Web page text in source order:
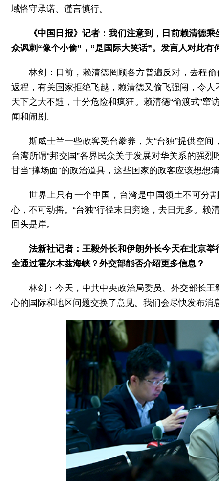
域恪守承诺、谨言慎行。
《中国日报》记者：我们注意到，日前赖清德
众讽刺“像个小偷”，“是国际大笑话”。发言人对此有
林剑：日前，赖清德罔顾各方普遍反对，去程
返程，有关国家拒绝飞越，赖清德又偷飞强闯，令
天下之大不韪，十分危险和疯狂。赖清德“偷渡式”窜
闻和闹剧。
斯威士兰一些政客受台豢养，为“台独”提供空
台湾所谓“邦交国”各界民众关于发展对华关系的强
甘当“撑场面”的政治道具，这些国家的政客应该想想
世界上只有一个中国，台湾是中国领土不可分
心，不可动摇。“台独”行径末日穷途，去日无多。赖
回头是岸。
法新社记者：王毅外长和伊朗外长今天在北京
全通过霍尔木兹海峡？外交部能否介绍更多信息？
林剑：今天，中共中央政治局委员、外交部长
心的国际和地区问题交换了意见。我们会尽快发布消